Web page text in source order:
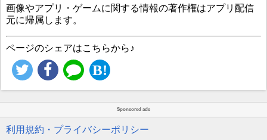
画像やアプリ・ゲームに関する情報の著作権はアプリ配信
元に帰属します。
ページのシェアはこちらから♪
Sponsored ads
利用規約・プライバシーポリシー